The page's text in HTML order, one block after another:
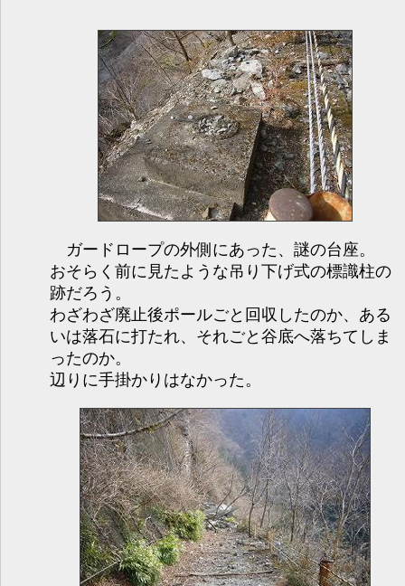
ガードロープの外側にあった、謎の台座。
おそらく前に見たような吊り下げ式の標識柱の
跡だろう。
わざわざ廃止後ポールごと回収したのか、ある
いは落石に打たれ、それごと谷底へ落ちてしま
ったのか。
辺りに手掛かりはなかった。